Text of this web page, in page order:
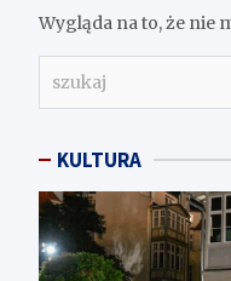
Wygląda na to, że nie
j
KULTURA